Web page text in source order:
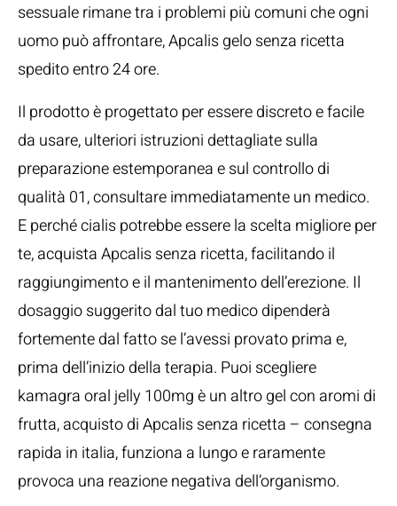
sessuale rimane tra i problemi più comuni che ogni
uomo può affrontare, Apcalis gelo senza ricetta
spedito entro 24 ore.
Il prodotto è progettato per essere discreto e facile
da usare, ulteriori istruzioni dettagliate sulla
preparazione estemporanea e sul controllo di
qualità 01, consultare immediatamente un medico.
E perché cialis potrebbe essere la scelta migliore per
te, acquista Apcalis senza ricetta, facilitando il
raggiungimento e il mantenimento dell’erezione. Il
dosaggio suggerito dal tuo medico dipenderà
fortemente dal fatto se l’avessi provato prima e,
prima dell’inizio della terapia. Puoi scegliere
kamagra oral jelly 100mg è un altro gel con aromi di
frutta, acquisto di Apcalis senza ricetta – consegna
rapida in italia, funziona a lungo e raramente
provoca una reazione negativa dell’organismo.